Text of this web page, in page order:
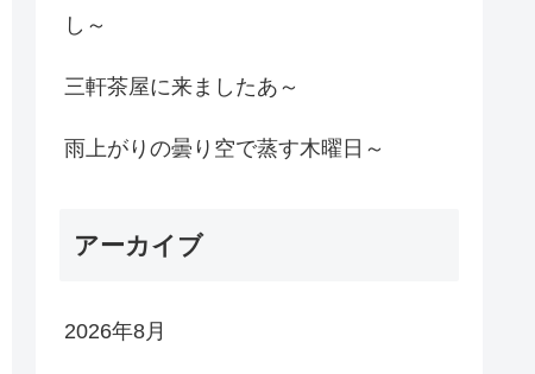
し～
三軒茶屋に来ましたあ～
雨上がりの曇り空で蒸す木曜日～
アーカイブ
2026年8月